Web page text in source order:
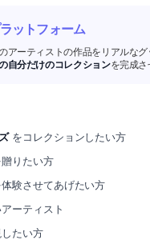
ットフォーム
アーティストの作品をリアルな
自分だけのコレクションを完成
をコレクションしたい方
贈りたい方
体験させてあげたい方
ーティスト
たい方